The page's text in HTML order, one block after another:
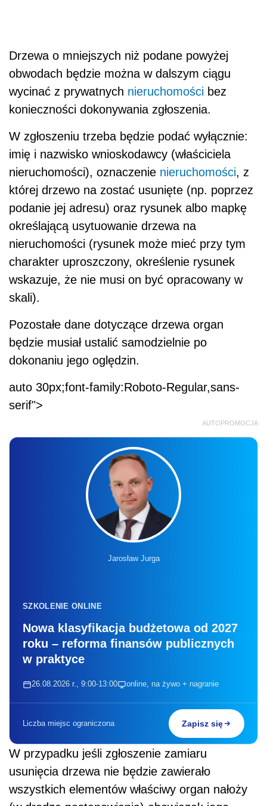
Drzewa o mniejszych niż podane powyżej
obwodach będzie można w dalszym ciągu
wycinać z prywatnych nieruchomości bez
konieczności dokonywania zgłoszenia.
W zgłoszeniu trzeba będzie podać wyłącznie:
imię i nazwisko wnioskodawcy (właściciela
nieruchomości), oznaczenie nieruchomości, z
której drzewo na zostać usunięte (np. poprzez
podanie jej adresu) oraz rysunek albo mapkę
określającą usytuowanie drzewa na
nieruchomości (rysunek może mieć przy tym
charakter uproszczony, określenie rysunek
wskazuje, że nie musi on być opracowany w
skali).
Pozostałe dane dotyczące drzewa organ
będzie musiał ustalić samodzielnie po
dokonaniu jego oględzin.
auto 30px;font-family:Roboto-Regular,sans-
serif">
AUTOPROMOCJA
Jarosław Jurga
SZKOLENIE ONLINE
Nowa klasyfikacja budżetowa od 2027
roku – reforma finansów publicznych
w praktyce
26.08.2026 r., 9:00-13:00 online, na żywo + nagranie
Liczba miejsc ograniczona Zapisz się
W przypadku jeśli zgłoszenie zamiaru
usunięcia drzewa nie będzie zawierało
wszystkich elementów właściwy organ nałoży